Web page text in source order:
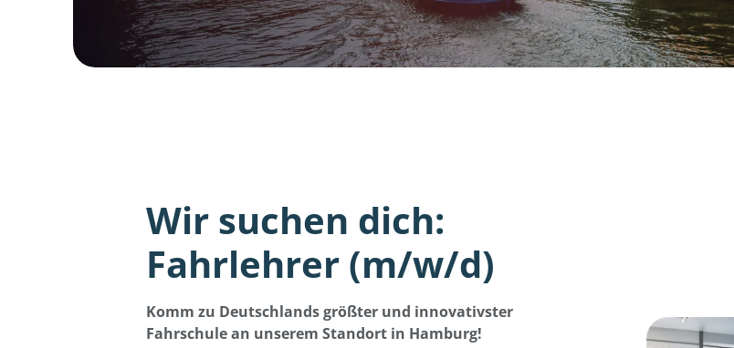
Wir suchen dich:
Fahrlehrer (m/w/d)
Komm zu Deutschlands größter und innovativster
Fahrschule an unserem Standort in Hamburg!